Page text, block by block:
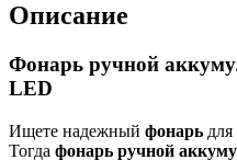
Описание
Фонарь ручной
LED
Ищете надежный фонарь
Тогда фонарь ручной